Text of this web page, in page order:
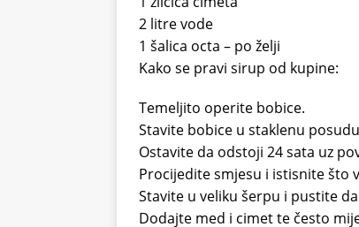
2 litre vode
1 šalica octa – po želji
Kako se pravi sirup od kupine:
Temeljito operite bobice.
Stavite bobice u staklenu
Ostavite da odstoji 24 sata uz
Procijedite smjesu i istisnite što
Stavite u veliku šerpu i pustite
Dodajte med i cimet te često